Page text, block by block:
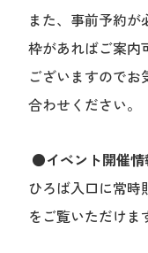
また、事前予約が
枠があればご案内
ございますので
合わせください。
●イベント開催
ひろば入口に常時
をご覧いただけま